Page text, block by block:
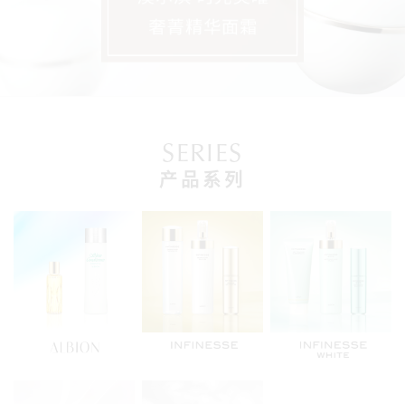
SERIES
产品系列